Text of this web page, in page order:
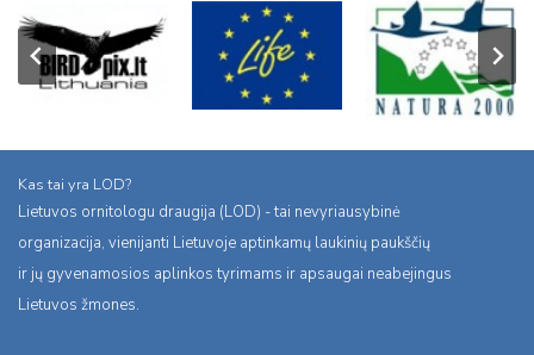
Kas tai yra LOD?
Lietuvos ornitologu draugija (LOD) - tai nevyriausybinė
organizacija, vienijanti Lietuvoje aptinkamų laukinių paukščių
ir jų gyvenamosios aplinkos tyrimams ir apsaugai neabejingus
Lietuvos žmones.